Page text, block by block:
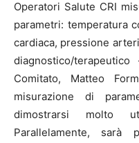
Operatori Salute CRI
parametri: temperatura
cardiaca, pressione
diagnostico/
Comitato, Matteo
misurazione di
dimostrarsi molto
Parallelamente, sarà